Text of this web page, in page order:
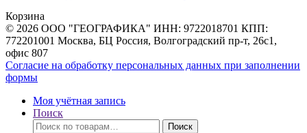
Корзина
© 2026 ООО "ГЕОГРАФИКА" ИНН: 9722018701 КПП:
772201001 Москва, БЦ Россия, Волгоградский пр-т, 26с1,
офис 807
Согласие на обработку персональных данных при заполнении
формы
Моя учётная запись
Поиск
Искать:
Поиск